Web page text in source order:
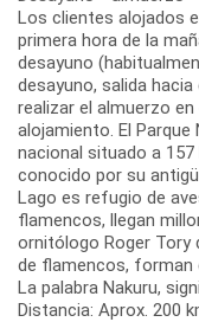
Los clientes alojados
primera hora de la
desayuno
desayuno, salida
realizar el almuerzo
alojamiento. El Parque
nacional situado a 157
conocido por su
Lago es refugio de
flamencos, llegan
ornitólogo Roger Tory
de flamencos, forman
La palabra Nakuru,
Distancia: Aprox. 200